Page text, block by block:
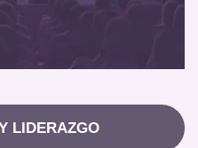
LIDERAZGO